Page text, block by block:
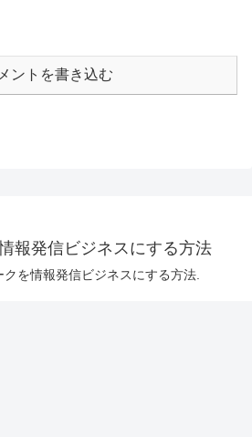
ントを書き込む
報発信ビジネスにする方法
を情報発信ビジネスにする方法.